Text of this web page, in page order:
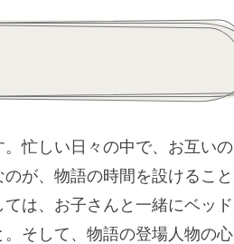
忙しい日々の中で、お互いの
が、物語の時間を設けること
は、お子さんと一緒にベッド
そして、物語の登場人物の心